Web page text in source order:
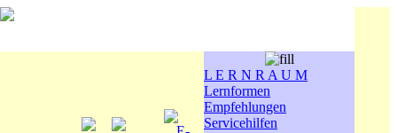
L E R N R A U M
Lernformen
Empfehlungen
Servicehilfen